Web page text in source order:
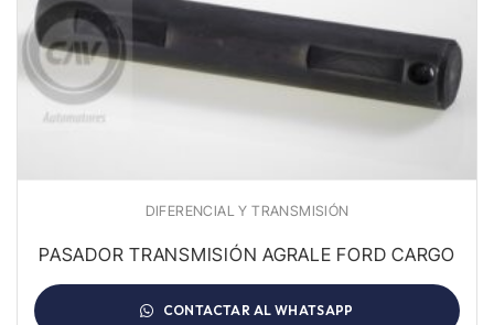
DIFERENCIAL Y TRANSMISIÓN
PASADOR TRANSMISIÓN AGRALE FORD CARGO
CONTACTAR AL WHATSAPP